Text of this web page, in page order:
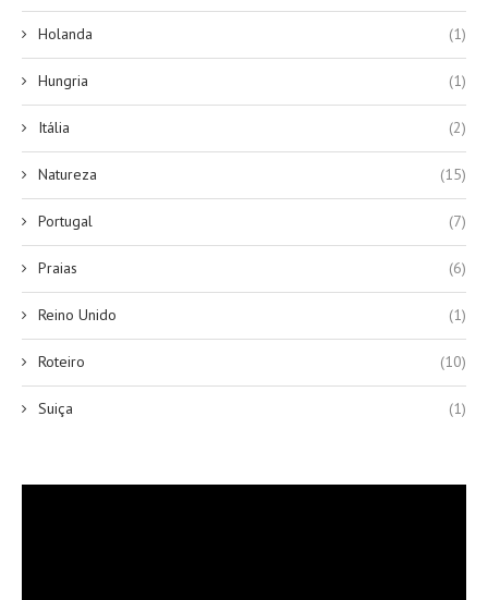
Holanda (1)
Hungria (1)
Itália (2)
Natureza (15)
Portugal (7)
Praias (6)
Reino Unido (1)
Roteiro (10)
Suiça (1)